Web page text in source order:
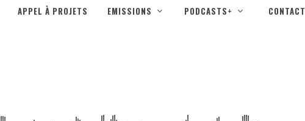
APPEL À PROJETS EMISSIONS PODCASTS+ CONTACT